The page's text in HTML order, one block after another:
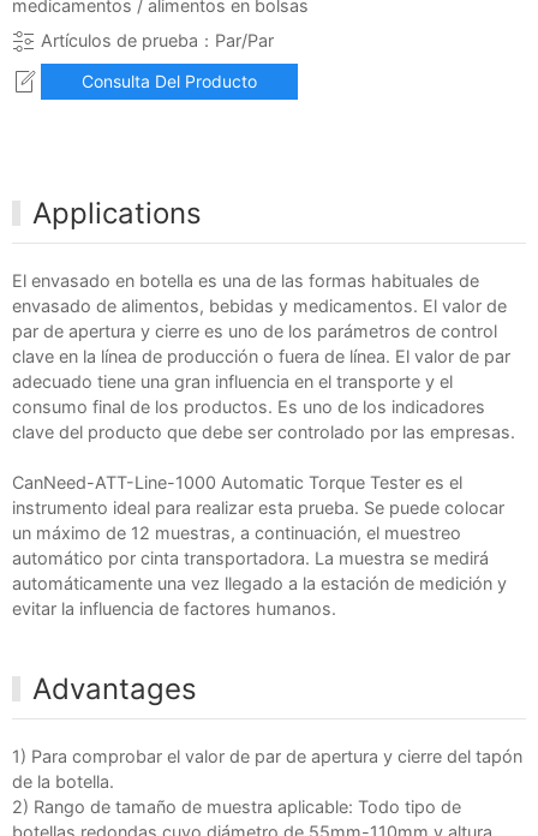
medicamentos / alimentos en bolsas
Artículos de prueba：Par/Par
Consulta Del Producto
Applications
El envasado en botella es una de las formas habituales de
envasado de alimentos, bebidas y medicamentos. El valor de
par de apertura y cierre es uno de los parámetros de control
clave en la línea de producción o fuera de línea. El valor de par
adecuado tiene una gran influencia en el transporte y el
consumo final de los productos. Es uno de los indicadores
clave del producto que debe ser controlado por las empresas.
CanNeed-ATT-Line-1000 Automatic Torque Tester es el
instrumento ideal para realizar esta prueba. Se puede colocar
un máximo de 12 muestras, a continuación, el muestreo
automático por cinta transportadora. La muestra se medirá
automáticamente una vez llegado a la estación de medición y
evitar la influencia de factores humanos.
Advantages
1) Para comprobar el valor de par de apertura y cierre del tapón
de la botella.
2) Rango de tamaño de muestra aplicable: Todo tipo de
botellas redondas cuyo diámetro de 55mm-110mm y altura